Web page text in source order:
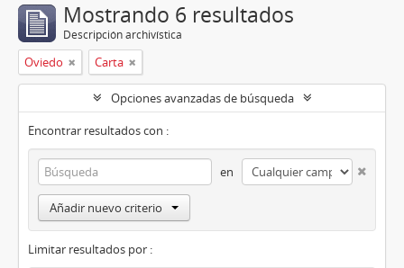
Mostrando 6 resultados
Descripción archivística
Oviedo Carta
Opciones avanzadas de búsqueda
Encontrar resultados con :
en
Añadir nuevo criterio
Limitar resultados por :